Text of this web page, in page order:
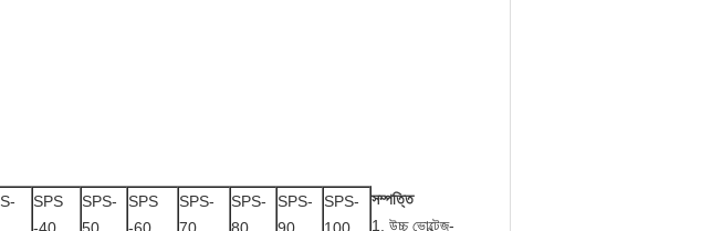
SPS
SPS-
SPS
SPS-
SPS-
SPS-
SPS-
সম্পত্তি
1. উচ্চ ভোল্টেজ-